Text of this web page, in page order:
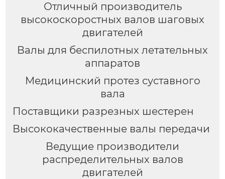
Отличный производитель
высокоскоростных валов шаговых
двигателей
Валы для беспилотных летательных
аппаратов
Медицинский протез суставного
вала
Поставщики разрезных шестерен
Высококачественные валы передачи
Ведущие производители
распределительных валов
двигателей